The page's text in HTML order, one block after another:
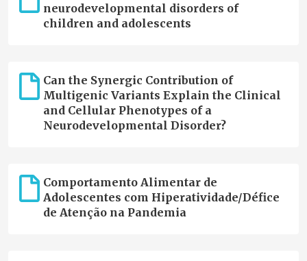
neurodevelopmental disorders of
children and adolescents
Can the Synergic Contribution of
Multigenic Variants Explain the Clinical
and Cellular Phenotypes of a
Neurodevelopmental Disorder?
Comportamento Alimentar de
Adolescentes com Hiperatividade/Défice
de Atenção na Pandemia